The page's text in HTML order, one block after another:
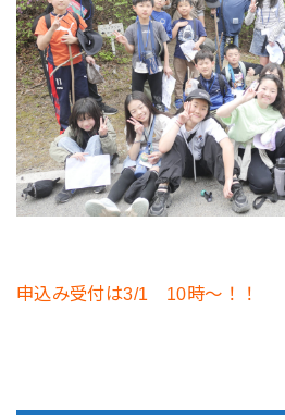
申込み受付は3/1 10時～！！